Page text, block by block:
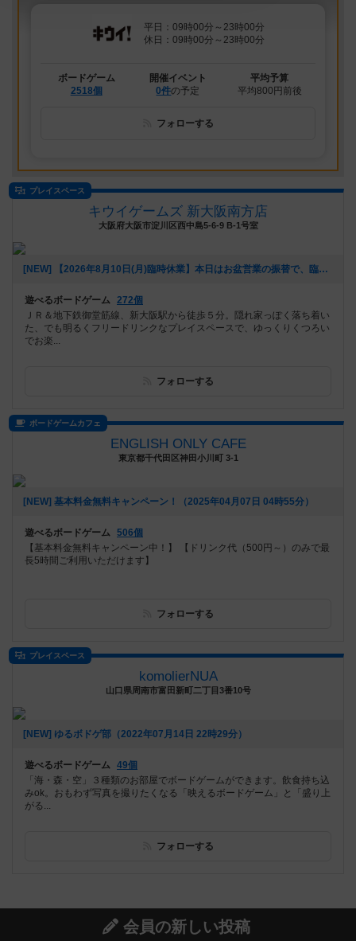
平日：09時00分～23時00分
休日：09時00分～23時00分
ボードゲーム
2518個
開催イベント
0件の予定
平均予算
平均800円前後
フォローする
プレイスペース
キウイゲームズ 新大阪南方店
大阪府大阪市淀川区西中島5-6-9 B-1号室
[NEW] 【2026年8月10日(月)臨時休業】本日はお盆営業の振替で、臨時休業させて頂きます。また明日(火)から明後日(水)まで定休日です。木曜13時から21時30分(受付終了19時)まで、休日営業で開店させて頂きます。お席に余裕がございます。お気軽にご予約ご来店下さいませ。なお再度の緊急事態宣言や自粛要請、ご予約やご来店中のお客様のご希望により、営業時間の変更や臨時休業させて頂く場合がございます。営業時間の変更にご注意下さい。JR新大阪駅から徒歩3分。学生半額割引、TRPGでのご利用も気軽に！ #西中島南方 #新大阪 #ボードゲーム #TRPG（2025年08月16日 19時14分）
遊べるボードゲーム 272個
ＪＲ＆地下鉄御堂筋線、新大阪駅から徒歩５分。隠れ家っぽく落ち着い
た、でも明るくフリードリンクなプレイスペースで、ゆっくりくつろい
でお楽...
フォローする
ボードゲームカフェ
ENGLISH ONLY CAFE
東京都千代田区神田小川町 3-1
[NEW] 基本料金無料キャンペーン！（2025年04月07日 04時55分）
遊べるボードゲーム 506個
【基本料金無料キャンペーン中！】 【ドリンク代（500円～）のみで最
長5時間ご利用いただけます】
フォローする
プレイスペース
komolierNUA
山口県周南市富田新町二丁目3番10号
[NEW] ゆるボドゲ部（2022年07月14日 22時29分）
遊べるボードゲーム 49個
「海・森・空」３種類のお部屋でボードゲームができます。飲食持ち込
みok。おもわず写真を撮りたくなる「映えるボードゲーム」と「盛り上
がる...
フォローする
会員の新しい投稿